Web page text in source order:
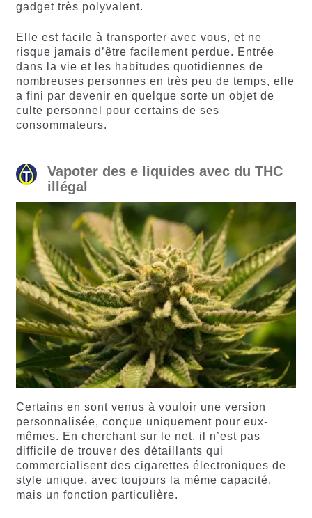
gadget très polyvalent.
Elle est facile à transporter avec vous, et ne
risque jamais d’être facilement perdue. Entrée
dans la vie et les habitudes quotidiennes de
nombreuses personnes en très peu de temps, elle
a fini par devenir en quelque sorte un objet de
culte personnel pour certains de ses
consommateurs.
Vapoter des e liquides avec du THC
illégal
Certains en sont venus à vouloir une version
personnalisée, conçue uniquement pour eux-
mêmes. En cherchant sur le net, il n’est pas
difficile de trouver des détaillants qui
commercialisent des cigarettes électroniques de
style unique, avec toujours la même capacité,
mais un fonction particulière.